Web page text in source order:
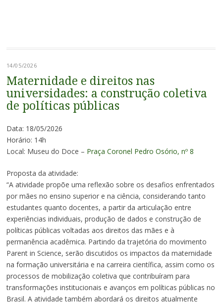
14/05/2026
Maternidade e direitos nas
universidades: a construção coletiva
de políticas públicas
Data: 18/05/2026
Horário: 14h
Local: Museu do Doce – Praça Coronel Pedro Osório, nº 8
Proposta da atividade:
“A atividade propõe uma reflexão sobre os desafios enfrentados
por mães no ensino superior e na ciência, considerando tanto
estudantes quanto docentes, a partir da articulação entre
experiências individuais, produção de dados e construção de
políticas públicas voltadas aos direitos das mães e à
permanência acadêmica. Partindo da trajetória do movimento
Parent in Science, serão discutidos os impactos da maternidade
na formação universitária e na carreira científica, assim como os
processos de mobilização coletiva que contribuíram para
transformações institucionais e avanços em políticas públicas no
Brasil. A atividade também abordará os direitos atualmente